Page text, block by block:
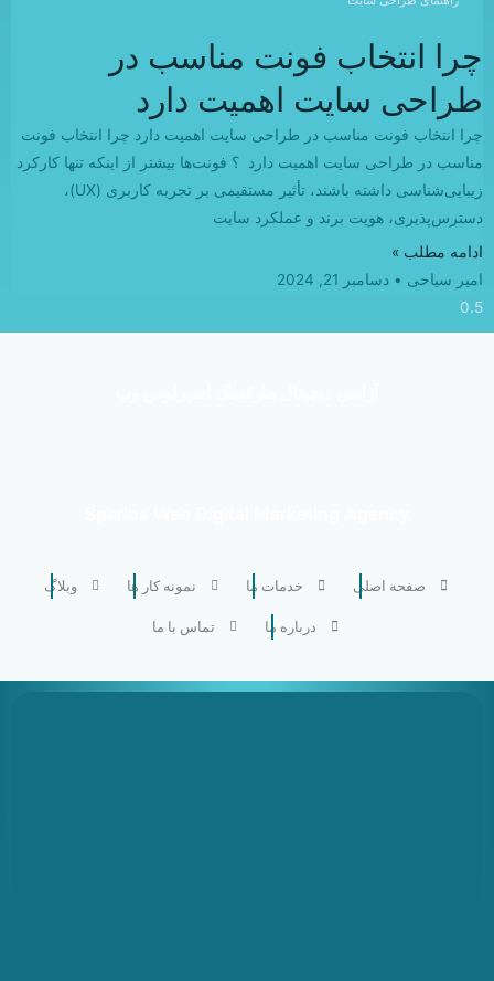
چرا انتخاب فونت مناسب در
طراحی سایت اهمیت دارد
چرا انتخاب فونت مناسب در طراحی سایت اهمیت دارد چرا انتخاب فونت
مناسب در طراحی سایت اهمیت دارد ؟ فونت‌ها بیشتر از اینکه تنها کارکرد
زیبایی‌شناسی داشته باشند، تأثیر مستقیمی بر تجربه کاربری (UX)،
دسترس‌پذیری، هویت برند و عملکرد سایت
ادامه مطلب »
امیر سیاحی
دسامبر 21, 2024
صفحه اصلی خدمات ما نمونه کار ها وبلاگ
درباره ما تماس با ما